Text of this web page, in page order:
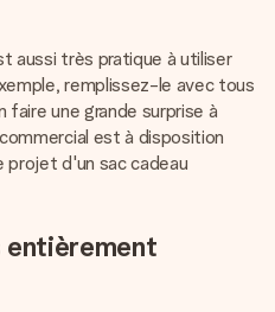
aussi très pratique à utiliser
remplissez-le avec tous
faire une grande surprise à
est à disposition
projet d'un sac cadeau